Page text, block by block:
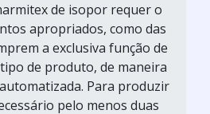
de isopor requer o
apropriados, como das
a exclusiva função de
de produto, de maneira
Para produzir
pelo menos duas